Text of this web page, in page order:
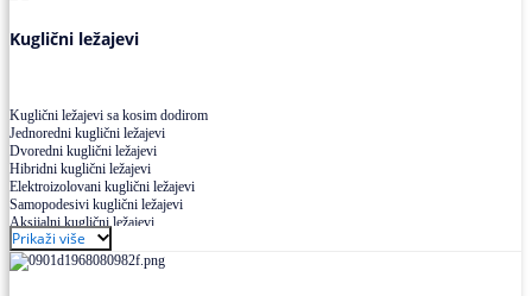
Kuglični ležajevi
Kuglični ležajevi sa kosim dodirom
Jednoredni kuglični ležajevi
Dvoredni kuglični ležajevi
Hibridni kuglični ležajevi
Elektroizolovani kuglični ležajevi
Samopodesivi kuglični ležajevi
Aksijalni kuglični ležajevi
Kuglični ležajevi od nerđajućeg čelika
Prikaži više